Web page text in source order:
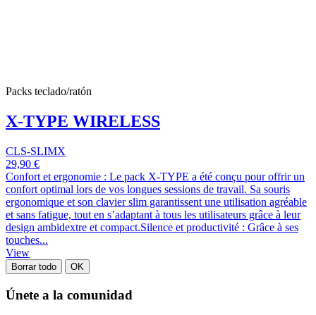
Packs teclado/ratón
X-TYPE WIRELESS
CLS-SLIMX
29,90 €
Confort et ergonomie : Le pack X-TYPE a été conçu pour offrir un
confort optimal lors de vos longues sessions de travail. Sa souris
ergonomique et son clavier slim garantissent une utilisation agréable
et sans fatigue, tout en s’adaptant à tous les utilisateurs grâce à leur
design ambidextre et compact.Silence et productivité : Grâce à ses
touches...
View
Borrar todo OK
Únete a la comunidad